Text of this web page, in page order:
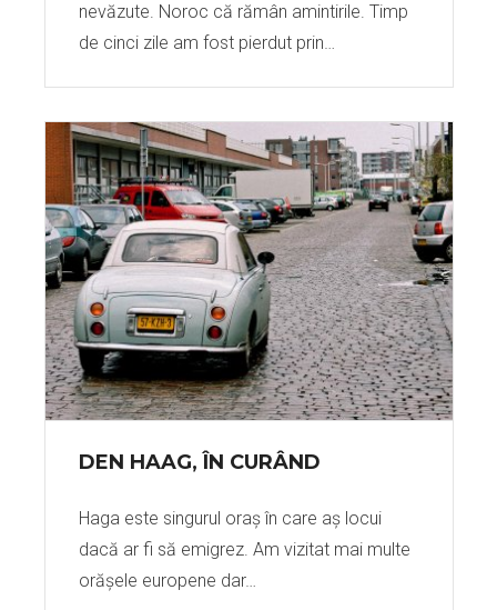
nevăzute. Noroc că rămân amintirile. Timp
de cinci zile am fost pierdut prin…
DEN HAAG, ÎN CURÂND
Haga este singurul oraș în care aș locui
dacă ar fi să emigrez. Am vizitat mai multe
orășele europene dar…